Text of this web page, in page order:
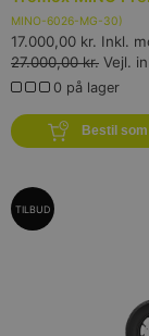
MINO-6026-MG-30)
17.000,00 kr. Inkl.
27.000,00 kr. Vejl.
0 på lager
Bestil
TILBUD